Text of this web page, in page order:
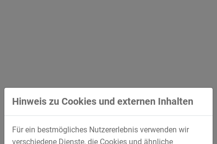
Hinweis zu Cookies und externen Inhalten
Für ein bestmögliches Nutzererlebnis verwenden wir
verschiedene Dienste, die Cookies und ähnliche